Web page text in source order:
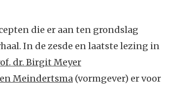
die er aan ten grondslag
In de zesde en laatste lezing in
dr. Birgit Meyer
Meindertsma (vormgever) er voor